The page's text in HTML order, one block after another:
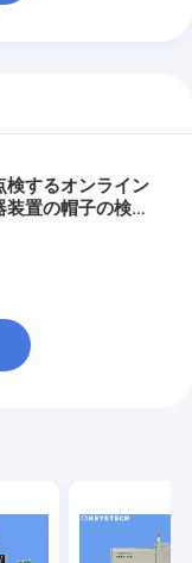
検するオンライン
装置の帽子の検査